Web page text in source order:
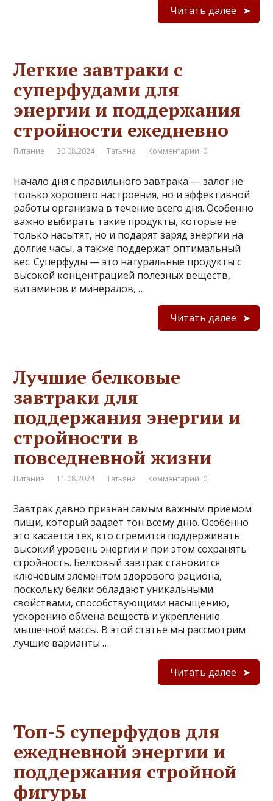
Читать далее
Легкие завтраки с
суперфудами для
энергии и поддержания
стройности ежедневно
Питание 30.08.2024 Татьяна Комментарии: 0
Начало дня с правильного завтрака — залог не
только хорошего настроения, но и эффективной
работы организма в течение всего дня. Особенно
важно выбирать такие продукты, которые не
только насытят, но и подарят заряд энергии на
долгие часы, а также поддержат оптимальный
вес. Суперфуды — это натуральные продукты с
высокой концентрацией полезных веществ,
витаминов и минералов, …
Читать далее
Лучшие белковые
завтраки для
поддержания энергии и
стройности в
повседневной жизни
Питание 11.08.2024 Татьяна Комментарии: 0
Завтрак давно признан самым важным приемом
пищи, который задает тон всему дню. Особенно
это касается тех, кто стремится поддерживать
высокий уровень энергии и при этом сохранять
стройность. Белковый завтрак становится
ключевым элементом здорового рациона,
поскольку белки обладают уникальными
свойствами, способствующими насыщению,
ускорению обмена веществ и укреплению
мышечной массы. В этой статье мы рассмотрим
лучшие варианты …
Читать далее
Топ-5 суперфудов для
ежедневной энергии и
поддержания стройной
фигуры